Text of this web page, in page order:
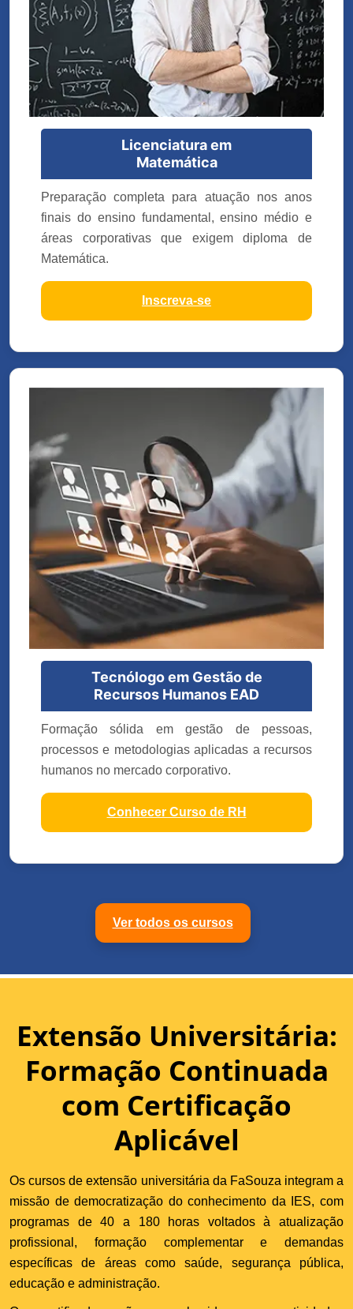
Licenciatura em
Matemática
Preparação completa para atuação nos anos
finais do ensino fundamental, ensino médio e
áreas corporativas que exigem diploma de
Matemática.
Inscreva-se
Tecnólogo em Gestão de
Recursos Humanos EAD
Formação sólida em gestão de pessoas,
processos e metodologias aplicadas a recursos
humanos no mercado corporativo.
Conhecer Curso de RH
Ver todos os cursos
Extensão Universitária:
Formação Continuada
com Certificação
Aplicável
Os cursos de extensão universitária da FaSouza integram a
missão de democratização do conhecimento da IES, com
programas de 40 a 180 horas voltados à atualização
profissional, formação complementar e demandas
específicas de áreas como saúde, segurança pública,
educação e administração.